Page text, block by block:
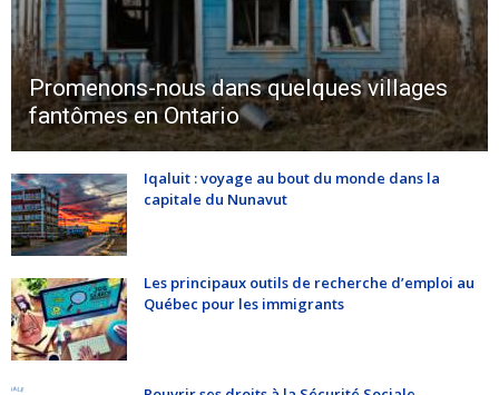
Promenons-nous dans quelques villages
fantômes en Ontario
Iqaluit : voyage au bout du monde dans la
capitale du Nunavut
Les principaux outils de recherche d’emploi au
Québec pour les immigrants